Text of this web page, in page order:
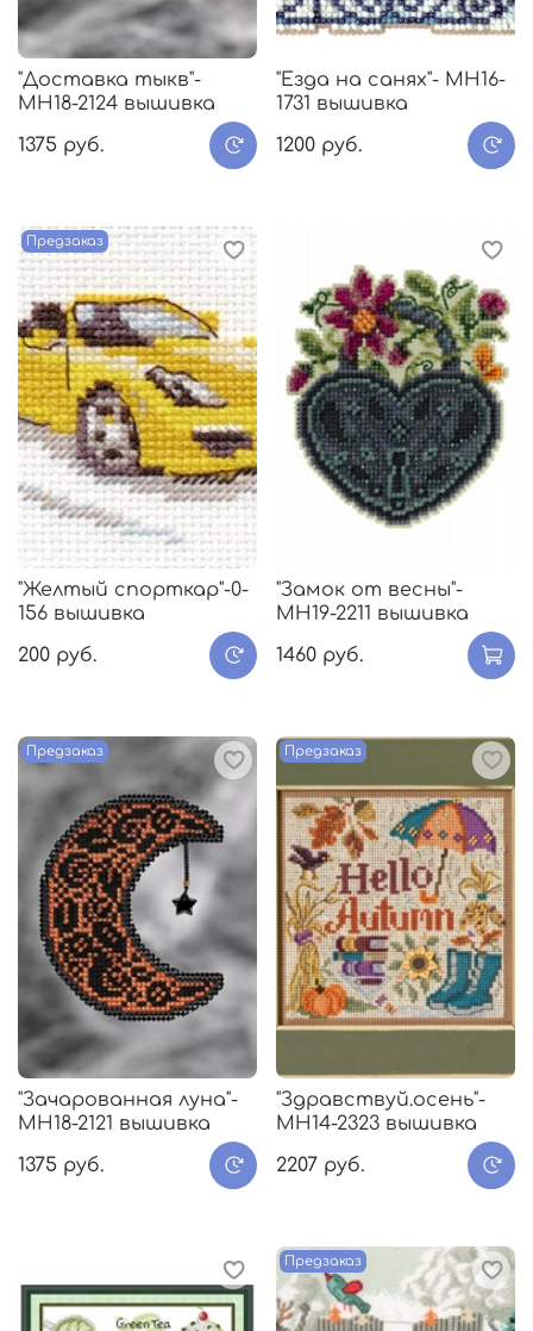
"Доставка тыкв"-
МH18-2124 вышивка
1375 руб.
"Езда на санях"- МH16-
1731 вышивка
1200 руб.
Предзаказ
"Желтый спорткар"-0-
156 вышивка
200 руб.
"Замок от весны"-
МH19-2211 вышивка
1460 руб.
Предзаказ
"Зачарованная луна"-
МH18-2121 вышивка
1375 руб.
Предзаказ
"Здравствуй.осень"-
MH14-2323 вышивка
2207 руб.
Предзаказ